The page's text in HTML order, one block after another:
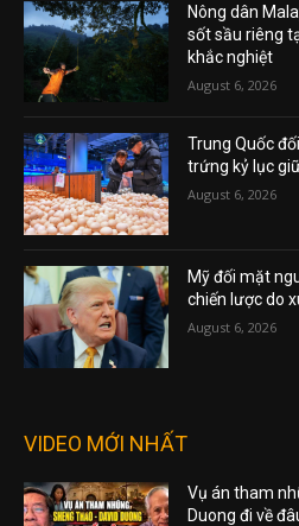
Nông dân
sốt sầu riêng
khắc nghiệt
August 6, 2026
Trung Quốc
trứng kỷ lục
August 6, 2026
Mỹ đối mặt
chiến lược do
August 6, 2026
VIDEO MỚI NHẤT
Vụ án tham
Duong đi về